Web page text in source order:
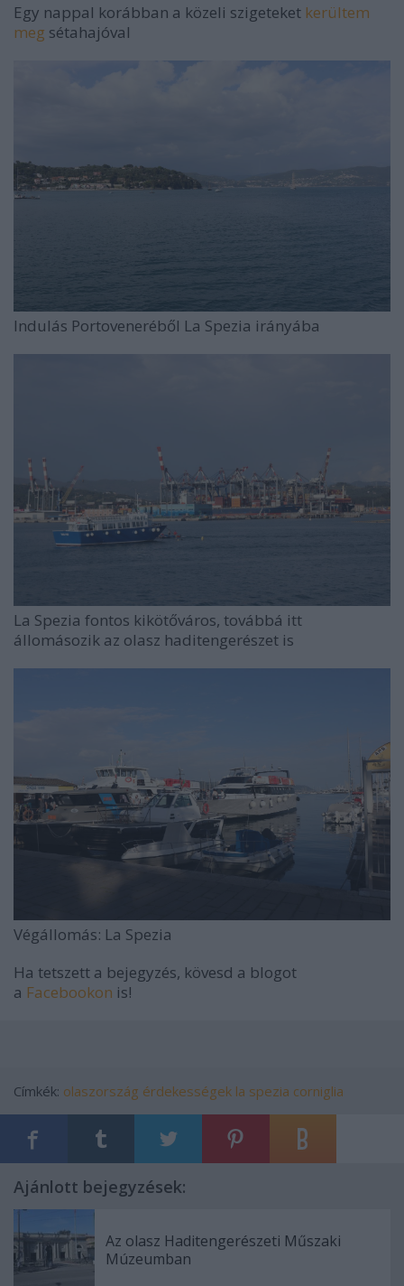
Egy nappal korábban a közeli szigeteket kerültem
meg sétahajóval
Indulás Portoveneréből La Spezia irányába
La Spezia fontos kikötőváros, továbbá itt
állomásozik az olasz haditengerészet is
Végállomás: La Spezia
Ha tetszett a bejegyzés, kövesd a blogot
a Facebookon is!
Címkék: olaszország érdekességek la spezia corniglia
Ajánlott bejegyzések:
Az olasz Haditengerészeti Műszaki
Múzeumban